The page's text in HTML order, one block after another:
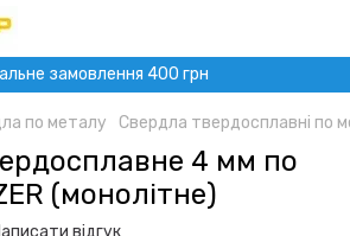
замовлення 400 грн
по металу Свердла твердосплавні по
4 мм по
(монолітне)
відгук